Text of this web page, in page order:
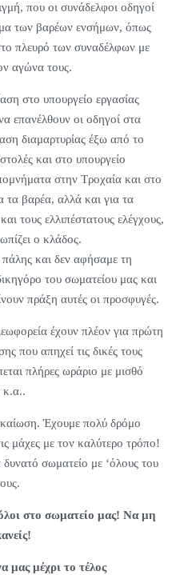
που οι συνάδελφοι οδηγοί
των βαρέων ενσήμων, όπως
πλευρό των συναδέλφων με
αγώνα τους.
στο υπουργείο εργασίας
επανέλθουν οι οδηγοί στα
διαμαρτυρίας έξω από το
και στο υπουργείο
στην Τροχαία και στο
βαρέα, αλλά και για τα
τους ελλιπέστατους ελέγχους,
ο κλάδος.
και δεν αφήσαμε τη
του σωματείου μας και
πράξη αυτές οι προσφυγές.
έχουν πλέον για πρώτη
που απηχεί τις δικές τους
πλήρες ωράριο με μισθό
κ.α..
Έχουμε πολύ δρόμο
μάχες με τον καλύτερο τρόπο!
σωματείο με ‘όλους του
στο σωματείο μας! Να μη
μας μέχρι το τέλος